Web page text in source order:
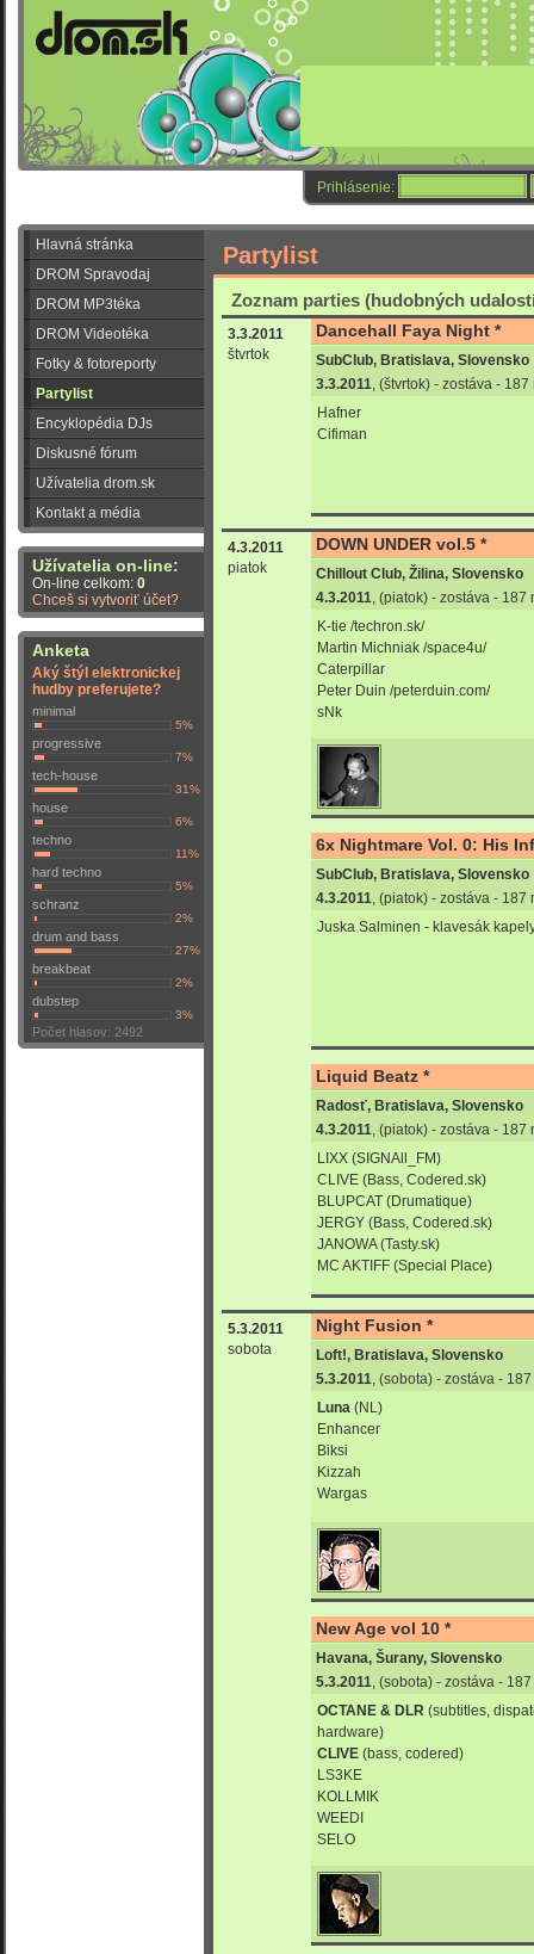
Prihlásenie:
Hlavná stránka
DROM Spravodaj
DROM MP3téka
DROM Videotéka
Fotky & fotoreporty
Partylist
Encyklopédia DJs
Diskusné fórum
Užívatelia drom.sk
Kontakt a média
Užívatelia on-line:
On-line celkom: 0
Chceš si vytvoriť účet?
Anketa
Aký štýl elektronickej
hudby preferujete?
minimal
5%
progressive
7%
tech-house
31%
house
6%
techno
11%
hard techno
5%
schranz
2%
drum and bass
27%
breakbeat
2%
dubstep
3%
Počet hlasov: 2492
Partylist
Zoznam parties (hudobných
3.3.2011
štvrtok
Dancehall Faya Night *
SubClub, Bratislava, Slovensko
3.3.2011, (štvrtok) - zostáva -
Hafner
Cifiman
4.3.2011
piatok
DOWN UNDER vol.5 *
Chillout Club, Žilina, Slovensko
4.3.2011, (piatok) - zostáva - 187
K-tie /techron.sk/
Martin Michniak /space4u/
Caterpillar
Peter Duin /peterduin.com/
sNk
6x Nightmare Vol. 0: His
SubClub, Bratislava, Slovensko
4.3.2011, (piatok) - zostáva - 187
Juska Salminen - klavesák
Liquid Beatz *
Radosť, Bratislava, Slovensko
4.3.2011, (piatok) - zostáva - 187
LIXX (SIGNAll_FM)
CLIVE (Bass, Codered.sk)
BLUPCAT (Drumatique)
JERGY (Bass, Codered.sk)
JANOWA (Tasty.sk)
MC AKTIFF (Special Place)
5.3.2011
sobota
Night Fusion *
Loft!, Bratislava, Slovensko
5.3.2011, (sobota) - zostáva -
Luna (NL)
Enhancer
Biksi
Kizzah
Wargas
New Age vol 10 *
Havana, Šurany, Slovensko
5.3.2011, (sobota) - zostáva -
OCTANE & DLR (subtitles,
hardware)
CLIVE (bass, codered)
LS3KE
KOLLMIK
WEEDI
SELO